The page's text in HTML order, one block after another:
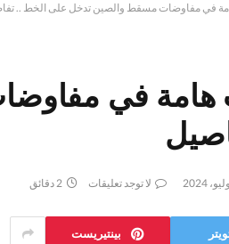
في مفاوضات مسقط والصين تدخل على الخط ..
هامة في
لا توجد تعليقات 2 دقائق
بينتيريست